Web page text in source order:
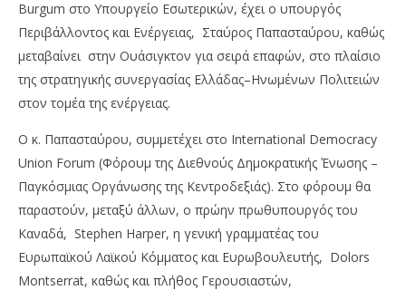
NOW VIEWING
Σταύρος Παπασταύρου: Ενίσχυση ενεργειακής
συνεργασίας με τις ΗΠΑ
04/12/2025
pressroom
Burgum στο Υπουργείο Εσωτερικών, έχει ο υπουργός
Περιβάλλοντος και Ενέργειας, Σταύρος Παπασταύρου, καθώς
μεταβαίνει στην Ουάσιγκτον για σειρά επαφών, στο πλαίσιο
της στρατηγικής συνεργασίας Ελλάδας–Ηνωμένων Πολιτειών
στον τομέα της ενέργειας.
Ο κ. Παπασταύρου, συμμετέχει στο International Democracy
Union Forum (Φόρουμ της Διεθνούς Δημοκρατικής Ένωσης –
Παγκόσμιας Οργάνωσης της Κεντροδεξιάς). Στο φόρουμ θα
παραστούν, μεταξύ άλλων, ο πρώην πρωθυπουργός του
Καναδά, Stephen Harper, η γενική γραμματέας του
Ευρωπαϊκού Λαϊκού Κόμματος και Ευρωβουλευτής, Dolors
Montserrat, καθώς και πλήθος Γερουσιαστών,